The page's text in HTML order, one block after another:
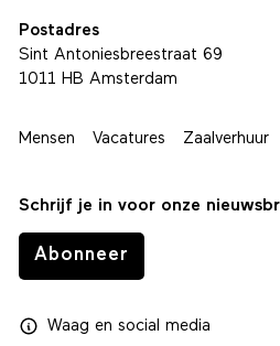
Postadres
Sint Antoniesbreestraat 69
1011 HB Amsterdam
Mensen Vacatures Zaalverhuur
Schrijf je in voor onze
Abonneer
Waagen social media